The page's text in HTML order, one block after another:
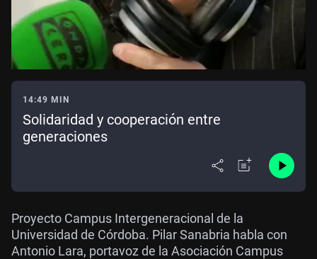
14:49 MIN
Solidaridad y cooperación entre
generaciones
Proyecto Campus Intergeneracional de la
Universidad de Córdoba. Pilar Sanabria habla con
Antonio Lara, portavoz de la Asociación Campus